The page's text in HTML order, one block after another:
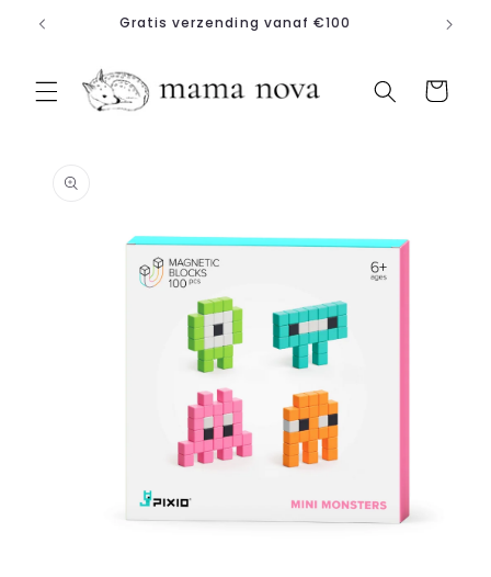
naar de Gratis verzending vanaf €100
Winkelwagen